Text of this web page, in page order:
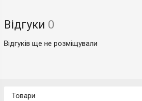
Відгуки 0
Відгуків ще не розміщували
Товари